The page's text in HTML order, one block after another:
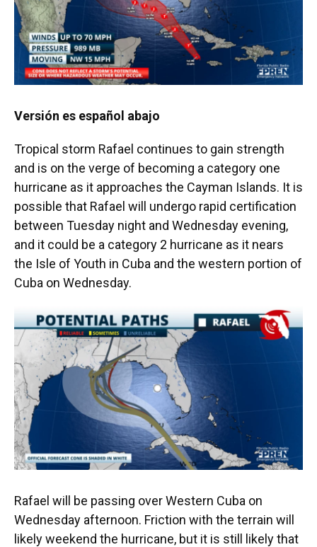
Versión es español abajo
Tropical storm Rafael continues to gain strength
and is on the verge of becoming a category one
hurricane as it approaches the Cayman Islands. It is
possible that Rafael will undergo rapid certification
between Tuesday night and Wednesday evening,
and it could be a category 2 hurricane as it nears
the Isle of Youth in Cuba and the western portion of
Cuba on Wednesday.
Rafael will be passing over Western Cuba on
Wednesday afternoon. Friction with the terrain will
likely weekend the hurricane, but it is still likely that